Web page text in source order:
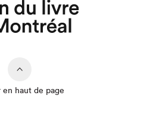
en haut de page